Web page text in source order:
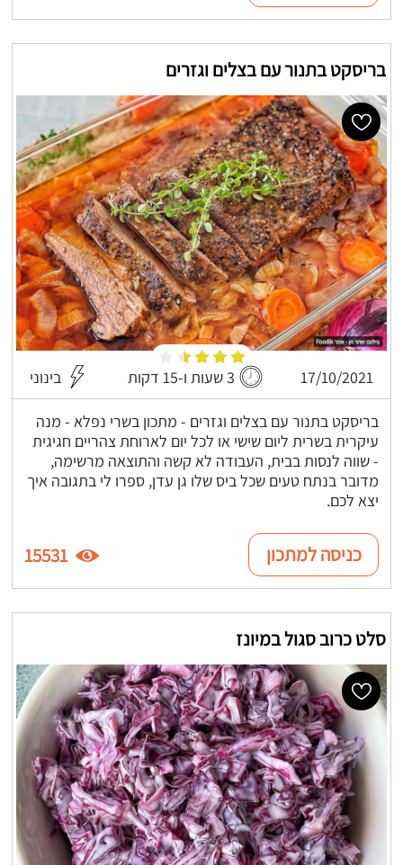
בריסקט בתנור עם בצלים וגזרים
17/10/2021 3 שעות ו-15 דקות בינוני
בריסקט בתנור עם בצלים וגזרים - מתכון בשרי נפלא - מנה
עיקרית בשרית ליום שישי או לכל יום לארוחת צהריים חגיגית
- שווה לנסות בבית, העבודה לא קשה והתוצאה מרשימה,
מדובר בנתח טעים שכל ביס שלו גן עדן, ספרו לי בתגובה איך
יצא לכם.
כניסה למתכון 15531
סלט כרוב סגול במיונז